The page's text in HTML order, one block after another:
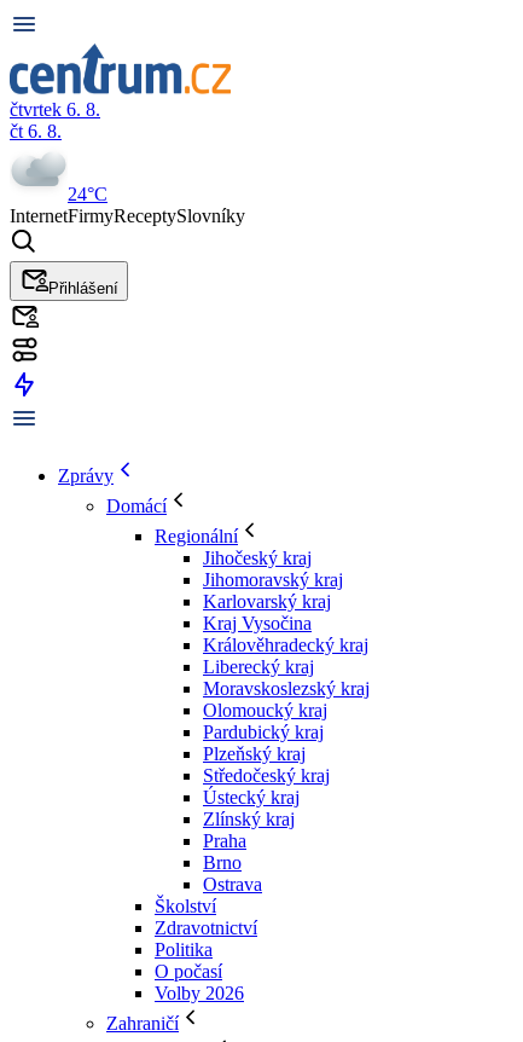
čtvrtek 6. 8.
čt 6. 8.
24°C
InternetFirmyReceptySlovníky
Přihlášení
Zprávy
Domácí
Regionální
Jihočeský kraj
Jihomoravský kraj
Karlovarský kraj
Kraj Vysočina
Králověhradecký kraj
Liberecký kraj
Moravskoslezský kraj
Olomoucký kraj
Pardubický kraj
Plzeňský kraj
Středočeský kraj
Ústecký kraj
Zlínský kraj
Praha
Brno
Ostrava
Školství
Zdravotnictví
Politika
O počasí
Volby 2026
Zahraničí